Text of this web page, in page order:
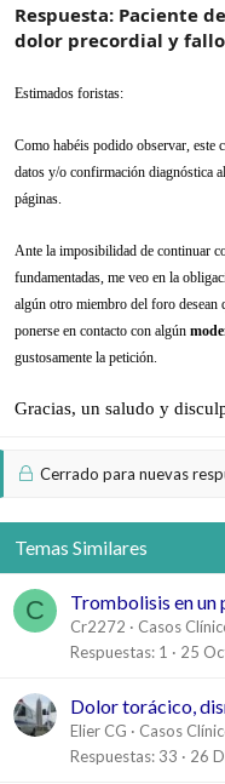
Respuesta: Paciente
dolor precordial y
Estimados foristas:
Como habéis podido observar, este
datos y/o confirmación diagnóstica
páginas.
Ante la imposibilidad de continuar
fundamentadas, me veo en la
algún otro miembro del foro desean
ponerse en contacto con algún
gustosamente la petición.
Gracias, un saludo y
Cerrado para nuevas
Temas Similares
C Trombolisis en un
Cr2272
Casos
Respuestas 1 25
Dolor torácico,
Elier CG
Casos
Respuestas 33 26